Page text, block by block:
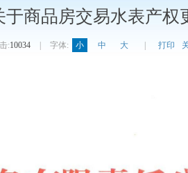
商品房交易水表产权
:10034 字体: 小 中 大 打印